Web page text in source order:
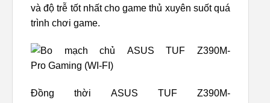
và độ trễ tốt nhất cho game thủ xuyên suốt quá
trình chơi game.
Đồng thời ASUS TUF Z390M-